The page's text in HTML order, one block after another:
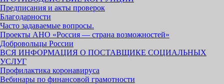
Предписания и акты проверок
Благодарности
Часто задаваемые вопросы.
Проекты АНО «Россия — страна возможностей»
Добровольцы России
ВСЯ ИНФОРМАЦИЯ О ПОСТАВЩИКЕ СОЦИАЛЬНЫХ
УСЛУГ
Профилактика коронавируса
Вебинары по финансовой грамотности